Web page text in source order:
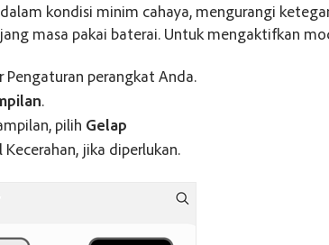
kondisi minim cahaya, mengurangi
masa pakai baterai. Untuk mengaktifkan
Pengaturan perangkat Anda.
.
pilih Gelap
Kecerahan, jika diperlukan.